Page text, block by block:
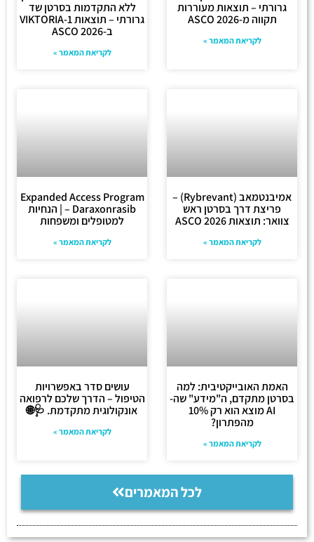
גרורתי – תוצאות מעוררות
תקווה מ-ASCO 2026
לקריאת המאמר »
ללא התקדמות בסרטן שד
גרורתי – תוצאות VIKTORIA-1
ב-ASCO 2026
לקריאת המאמר »
אמיבנטמאב (Rybrevant) –
פריצת דרך בסרטן ראש
צוואר: תוצאות ASCO 2026
לקריאת המאמר »
Expanded Access Program
– Daraxonrasib | הנחיות
למטופלים ומשפחות
לקריאת המאמר »
האמת האובייקטיבית: למה
בסרטן מתקדם, ה"מידע" שה-
AI מוצא הוא רק 10%
מהפתרון?
לקריאת המאמר »
עושים סדר באפשרויות
הטיפול – הדרך שלכם לרפואה
אונקולוגית מתקדמת. 🩺🌐
לקריאת המאמר »
לכל המאמרים